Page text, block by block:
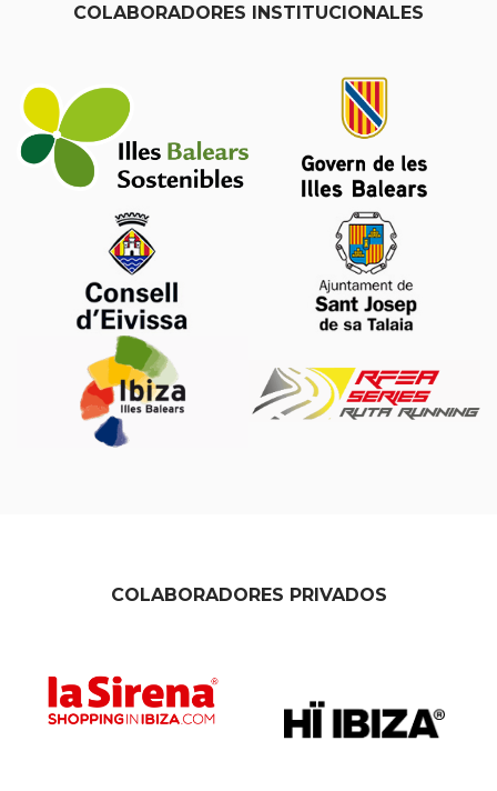
COLABORADORES INSTITUCIONALES
COLABORADORES PRIVADOS